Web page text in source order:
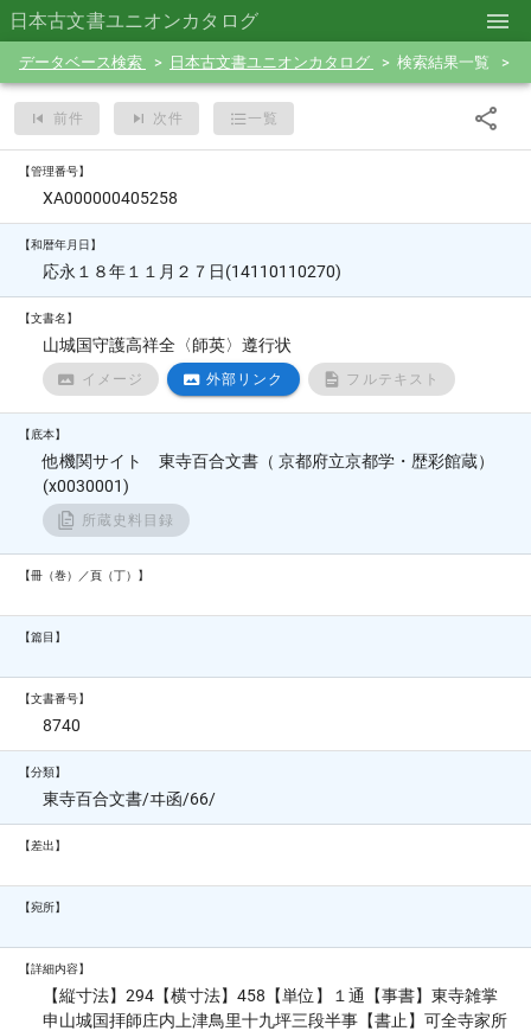
日本古文書ユニオンカタログ
データベース検索 日本古文書ユニオンカタログ 検索結果一覧
前件 次件 一覧
【管理番号】
XA000000405258
【和暦年月日】
応永１８年１１月２７日(14110110270)
【文書名】
山城国守護高祥全〈師英〉遵行状
イメージ 外部リンク フルテキスト
【底本】
他機関サイト 東寺百合文書（ 京都府立京都学・歴彩館蔵）
(x0030001)
所蔵史料目録
【冊（巻）／頁（丁）】
【篇目】
【文書番号】
8740
【分類】
東寺百合文書/ヰ函/66/
【差出】
【宛所】
【詳細内容】
【縦寸法】294【横寸法】458【単位】１通【事書】東寺雑掌
申山城国拝師庄内上津鳥里十九坪三段半事【書止】可全寺家所